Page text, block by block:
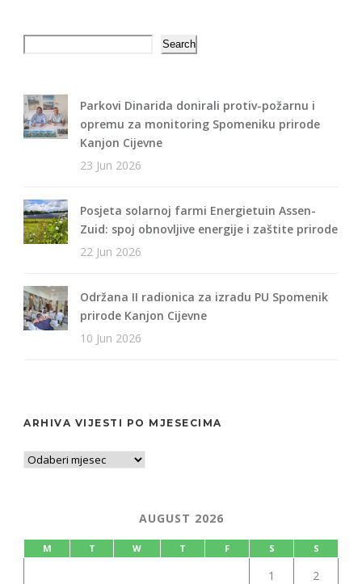
Search
Parkovi Dinarida donirali protiv-požarnu i
opremu za monitoring Spomeniku prirode
Kanjon Cijevne
23 Jun 2026
Posjeta solarnoj farmi Energietuin Assen-
Zuid: spoj obnovljive energije i zaštite prirode
22 Jun 2026
Održana II radionica za izradu PU Spomenik
prirode Kanjon Cijevne
10 Jun 2026
ARHIVA VIJESTI PO MJESECIMA
AUGUST 2026
M T W T F S S
1 2